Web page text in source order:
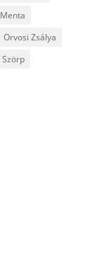
Menta
Orvosi Zsálya
Szörp